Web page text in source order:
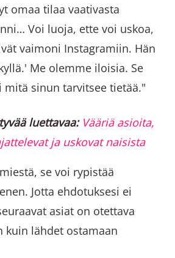
omaa tilaa vaativasta
Voi luoja, ette voi uskoa,
vaimoni Instagramiin. Hän
Me olemme iloisia. Se
mitä sinun tarvitsee tietää."
luettavaa: Vääriä asioita,
ja uskovat naisista
se voi rypistää
Jotta ehdotuksesi ei
asiat on otettava
kuin lähdet ostamaan